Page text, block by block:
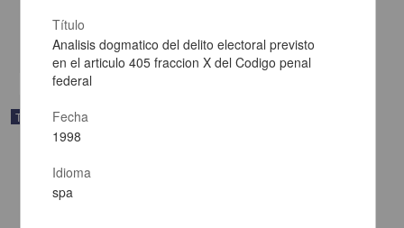
Ciencias Sociales y Económicas
Trabajo de grado
Título
Analisis dogmatico del delito electoral previsto
en el articulo 405 fraccion X del Codigo penal
federal
Fecha
1998
Idioma
spa